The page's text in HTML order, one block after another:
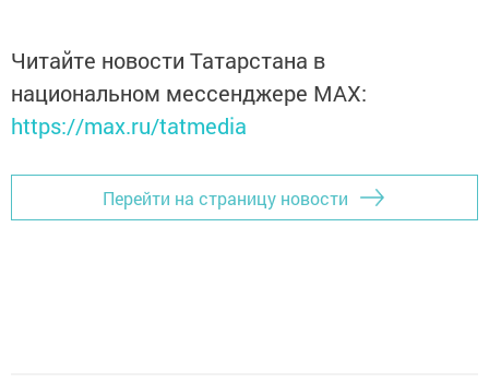
Читайте новости Татарстана в
национальном мессенджере MАХ:
https://max.ru/tatmedia
Перейти на страницу новости